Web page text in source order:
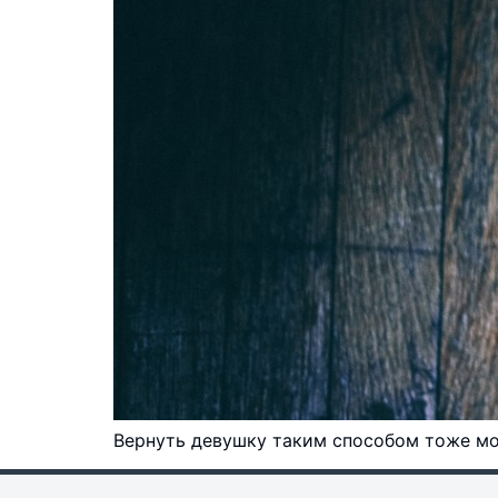
Вернуть девушку таким способом тоже